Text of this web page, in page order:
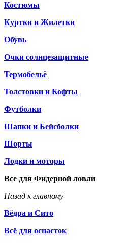
Костюмы
Куртки и Жилетки
Обувь
Очки солнцезащитные
Термобельё
Толстовки и Кофты
Футболки
Шапки и Бейсболки
Шорты
Лодки и моторы
Все для Фидерной ловли
Назад к главному
Вёдра и Сито
Всё для оснасток